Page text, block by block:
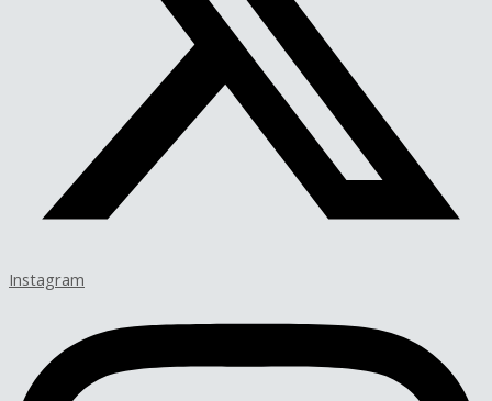
Instagram